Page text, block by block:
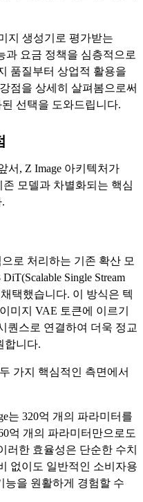
지 생성기로 평가받는
과 요금 정책을 심층적으로
품질부터 상업적 활용을
점을 상세히 살펴봄으로써
선택을 도와드립니다.
서, Z Image 아키텍처가
모델과 차별화되는 핵심
로 처리하는 기존 확산 모
Single Stream
택했습니다. 이 방식은 텍
미지 VAE 토큰에 이르기
퀀스로 연결하여 더욱 정교
합니다.
가지 핵심적인 측면에서
는 320억 개의 파라미터를
억 개의 파라미터만으로도
러한 효율성은 단순한 수치
없이도 일반적인 소비자용
을 원활하게 경험할 수